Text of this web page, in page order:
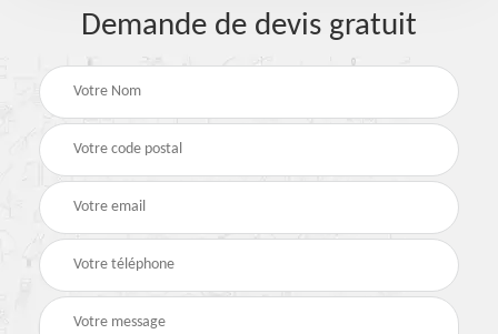
Demande de devis gratuit